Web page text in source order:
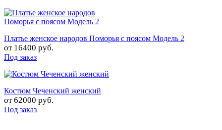
Платье женское народов Поморья с поясом Модель 2
от 16400 руб.
Под заказ
Костюм Чеченский женский
от62000 руб.
Под заказ